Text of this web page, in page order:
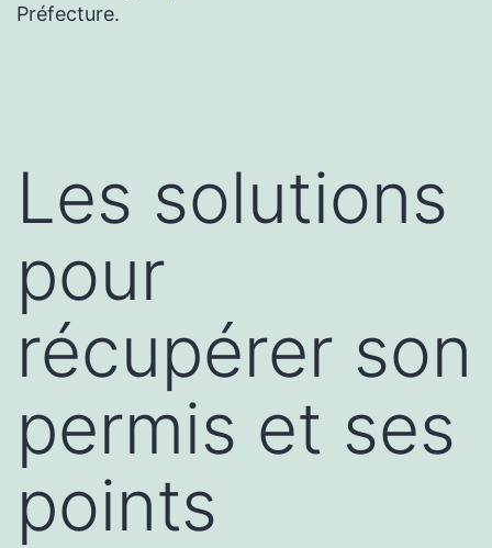
Préfecture.
Les solutions
pour
récupérer son
permis et ses
points